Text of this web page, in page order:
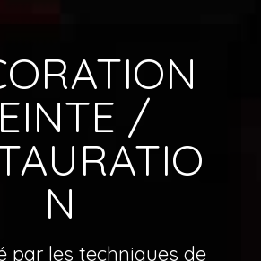
/
N
par les techniques de